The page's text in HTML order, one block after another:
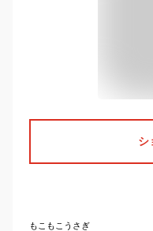
シ
もこもこうさぎ